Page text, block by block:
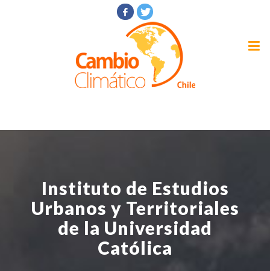
Instituto de Estudios
Urbanos y Territoriales
de la Universidad
Católica